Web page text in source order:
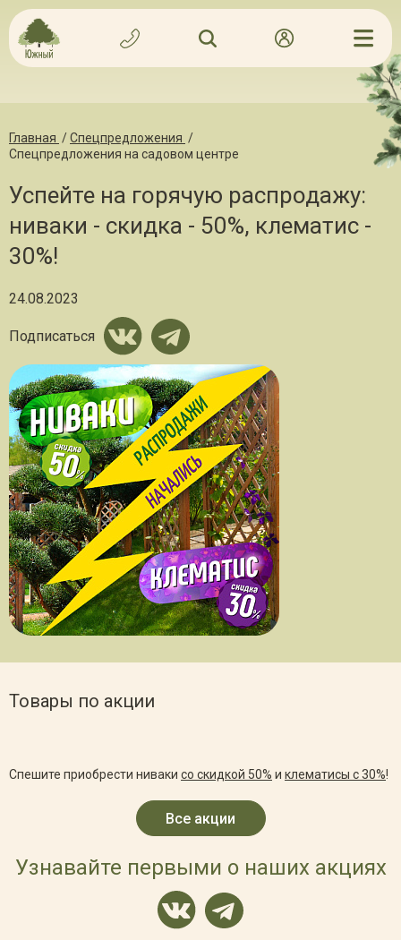
Главная /Спецпредложения /
Спецпредложения на садовом центре
Успейте на горячую распродажу:
ниваки - скидка - 50%, клематис -
30%!
24.08.2023
Подписаться
Товары по акции
Спешите приобрести ниваки со скидкой 50% и клематисы с 30%!
Все акции
Узнавайте первыми о наших акциях